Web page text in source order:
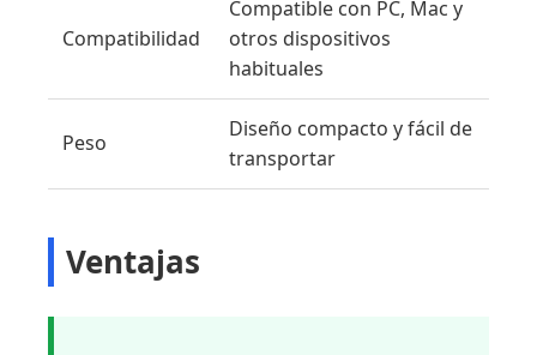
Compatibilidad
Compatible con PC, Mac y
otros dispositivos
habituales
Peso
Diseño compacto y fácil de
transportar
Ventajas